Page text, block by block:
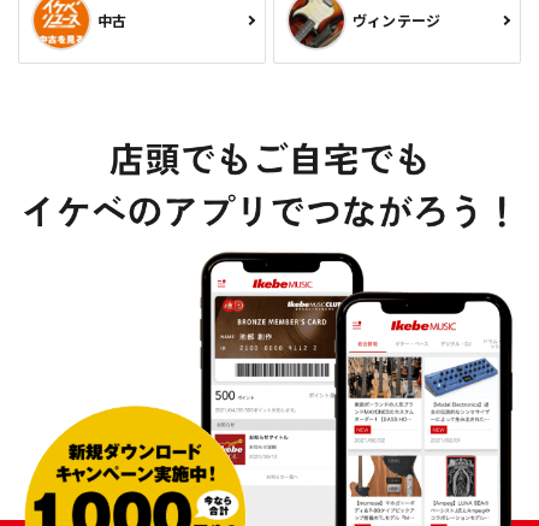
中古 ヴィンテージ